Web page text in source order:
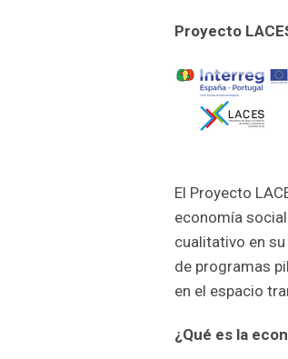
Proyecto
El Proyecto
economía
cualitativo en
de programas
en el espacio
¿Qué es la